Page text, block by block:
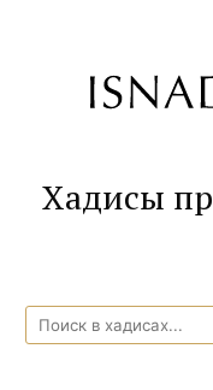
Хадисы